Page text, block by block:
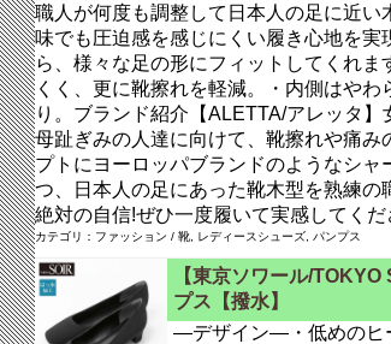
職人が何度も調整して日本人の足に近
味でも圧迫感を感じにくい履き心地を
ら、様々な足の形にフィットしてくれ
くく、更に靴擦れを軽減。・内側はや
り。ブランド紹介【ALETTA/アレッタ
母趾ぎみの人達に向けて、靴擦れや痛み
プトにヨーロッパブランドのようなシ
つ、日本人の足にあった靴木型を熟練の
絶対の自信!ぜひ一度履いて実感してくだ
カテゴリ：ファッション / 靴, レディースシューズ, パンプス
【東京ソワール/
プス【撥水】
―デザイン―・低めのヒ